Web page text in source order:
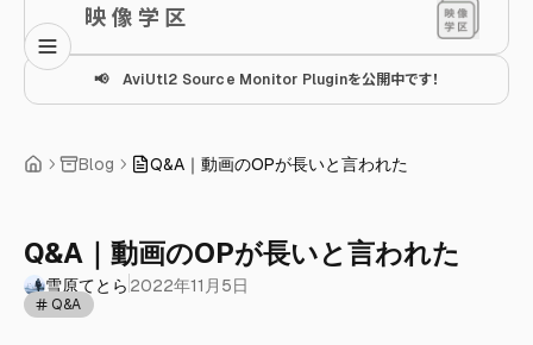
映 像 学 区
📢 AviUtl2 Source Monitor Pluginを公開中です！
Blog Q&A｜動画のOPが長いと言われた
Q&A｜動画のOPが長いと言われた
雪原てとら 2022年11月5日
Q&A